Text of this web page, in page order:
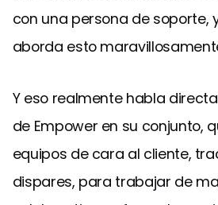
con una persona de soporte,
aborda esto
Y eso realmente habla
de Empower en su conjunto,
equipos de cara al cliente,
dispares, para trabajar de